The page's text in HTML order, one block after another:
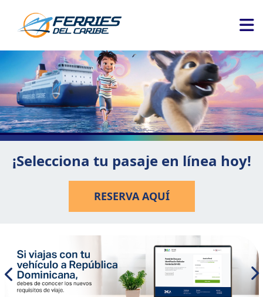
¡Selecciona tu pasaje en línea hoy!
RESERVA AQUÍ